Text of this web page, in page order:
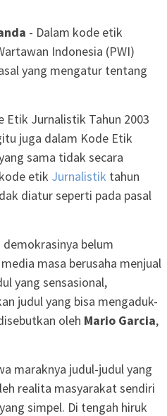
- Dalam kode etik
Indonesia (PWI)
yang mengatur tentang
Etik Jurnalistik Tahun 2003
juga dalam Kode Etik
sama tidak secara
etik Jurnalistik tahun
diatur seperti pada pasal
belum
masa berusaha menjual
yang sensasional,
judul yang bisa mengaduk-
oleh Mario Garcia,
maraknya judul-judul yang
realita masyarakat sendiri
simpel. Di tengah hiruk